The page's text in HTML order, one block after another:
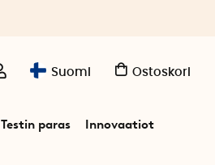
Suomi Ostoskori
Testin paras Innovaatiot